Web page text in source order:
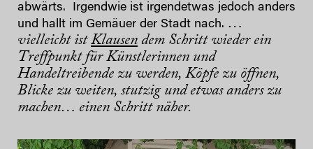
abwärts. Irgendwie ist irgendetwas jedoch anders
und hallt im Gemäuer der Stadt nach. …
vielleicht istKlausen dem Schritt wieder ein
Treffpunkt für Künstlerinnen und
Handeltreibende zu werden, Köpfe zu öffnen,
Blicke zu weiten, stutzig und etwas anders zu
machen… einen Schritt näher.